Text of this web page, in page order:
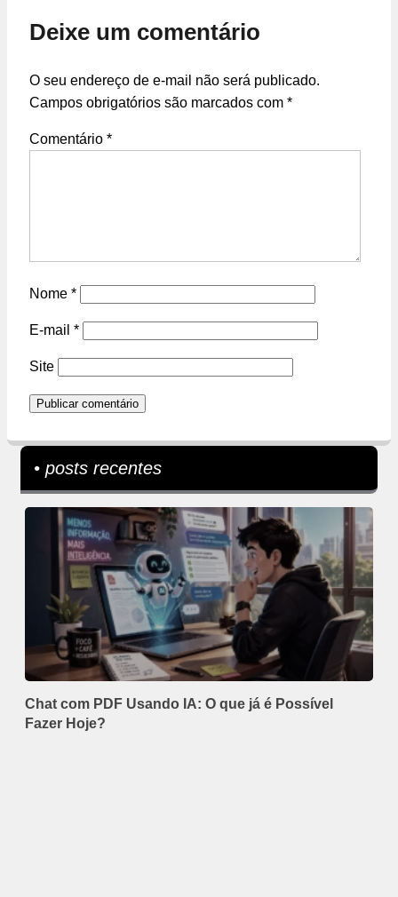
Deixe um comentário
O seu endereço de e-mail não será publicado.
Campos obrigatórios são marcados com *
Comentário *
Nome *
E-mail *
Site
• posts recentes
Chat com PDF Usando IA: O que já é Possível
Fazer Hoje?